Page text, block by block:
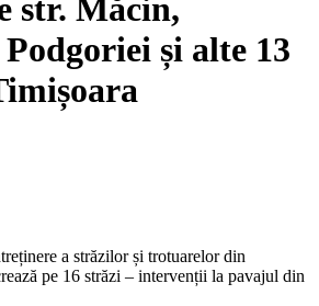
str. Măcin,
și alte 13
a străzilor și trotuarelor din
pe 16 străzi – intervenții la pavajul din